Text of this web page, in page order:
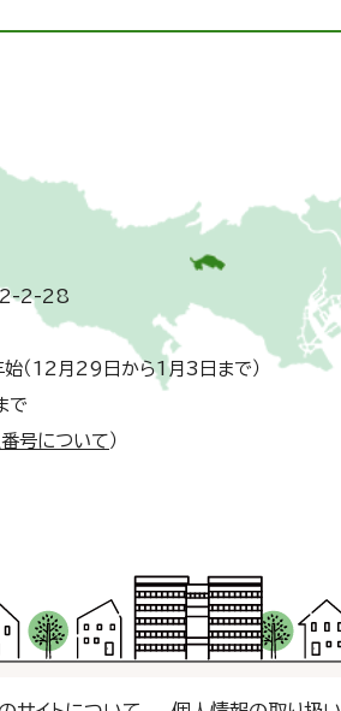
2-2-28
始（12月29日から1月3日まで）
で
号について ）